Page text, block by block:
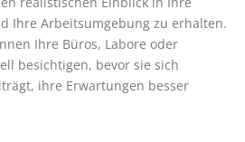
Ihre Arbeitsumgebung zu erhalten.
Ihre Büros, Labore oder
besichtigen, bevor sie sich
ihre Erwartungen besser